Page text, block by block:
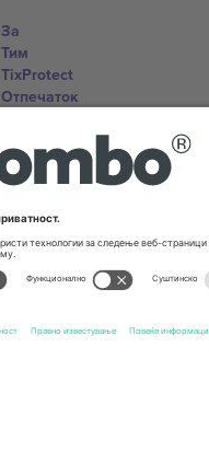
За
Тим
TixProtect
Отпечаток
Придружна програма